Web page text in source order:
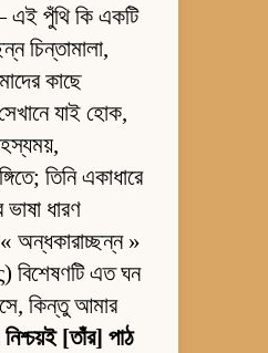
এই পুঁথি কি একটি
চিন্তামালা,
কাছে
যাই হোক,
তিনি একাধারে
ধারণ
অন্ধকারাচ্ছন্ন »
বিশেষণটি এত ঘন
কিন্তু আমার
নিশ্চয়ই [তাঁর] পাঠ